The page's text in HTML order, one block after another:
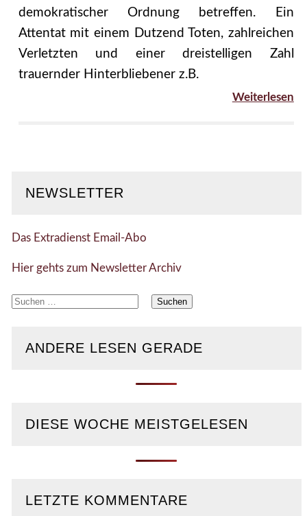
demokratischer Ordnung betreffen. Ein
Attentat mit einem Dutzend Toten, zahlreichen
Verletzten und einer dreistelligen Zahl
trauernder Hinterbliebener z.B.
Weiterlesen
NEWSLETTER
Das Extradienst Email-Abo
Hier gehts zum Newsletter Archiv
Suchen
ANDERE LESEN GERADE
DIESE WOCHE MEISTGELESEN
LETZTE KOMMENTARE